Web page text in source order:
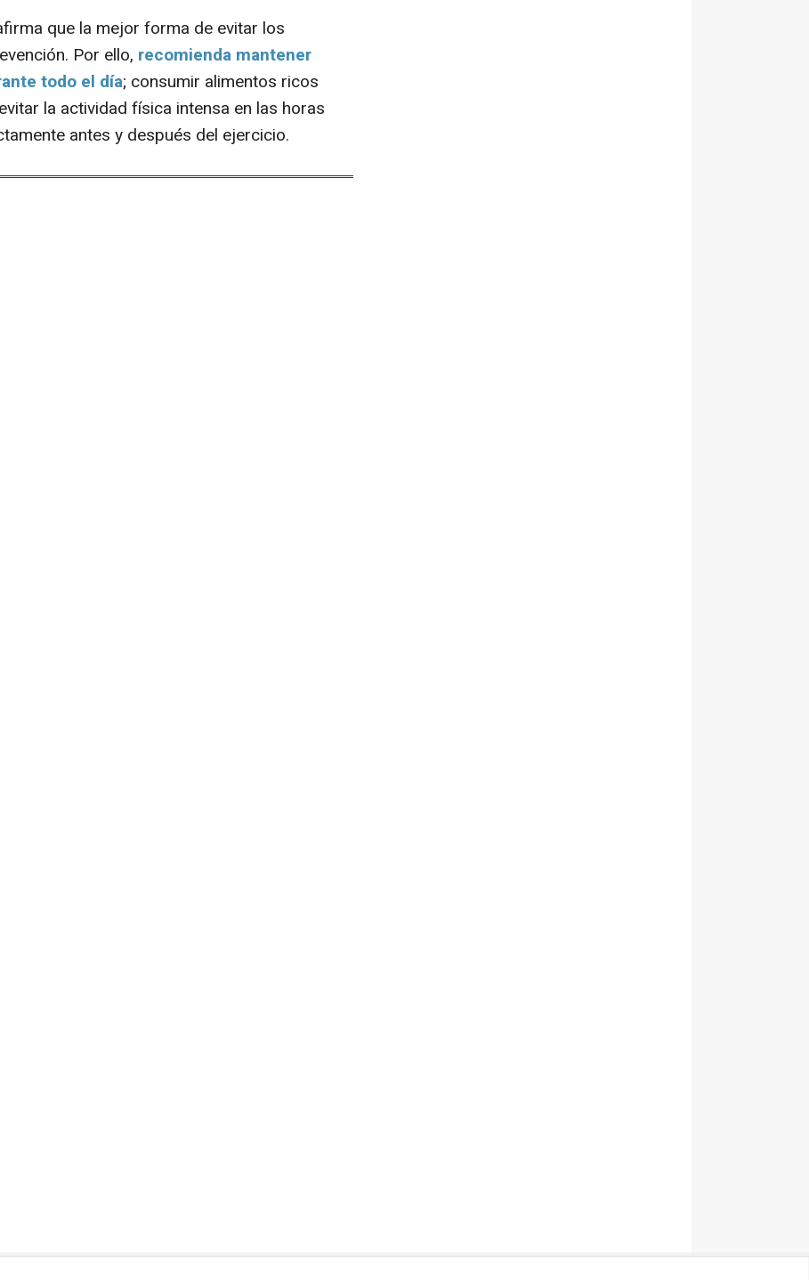
que la mejor forma de evitar los
Por ello, recomienda mantener
todo el día; consumir alimentos ricos
la actividad física intensa en las horas
antes y después del ejercicio.